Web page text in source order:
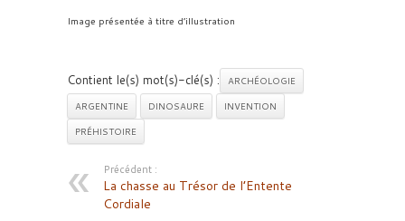
Image présentée à titre d’illustration
Contient le(s) mot(s)-clé(s) :
ARCHÉOLOGIE
ARGENTINE
DINOSAURE
INVENTION
PRÉHISTOIRE
Précédent :
La chasse au Trésor de l’Entente
Cordiale